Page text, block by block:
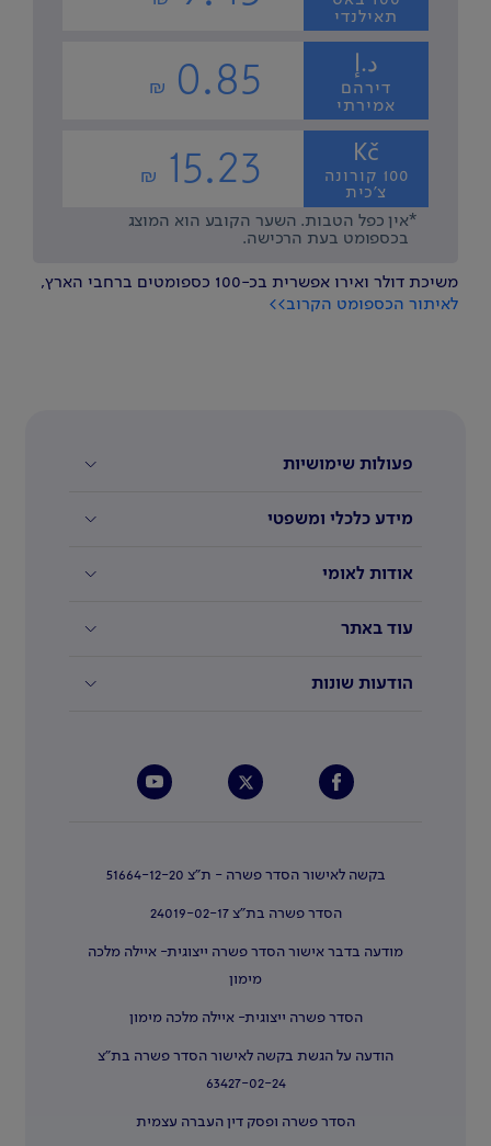
משיכת דולר ואירו אפשרית בכ-100 כספומטים ברחבי הארץ,
לאיתור הכספומט הקרוב>>
פעולות שימושיות
מידע כלכלי ומשפטי
אודות לאומי
עוד באתר
הודעות שונות
בקשה לאישור הסדר פשרה - ת"צ 51664-12-20
הסדר פשרה בת"צ 24019-02-17
מודעה בדבר אישור הסדר פשרה ייצוגית- איילה מלכה
מימון
הסדר פשרה ייצוגית- איילה מלכה מימון
הודעה על הגשת בקשה לאישור הסדר פשרה בת"צ
63427-02-24
הסדר פשרה ופסק דין העברה עצמית